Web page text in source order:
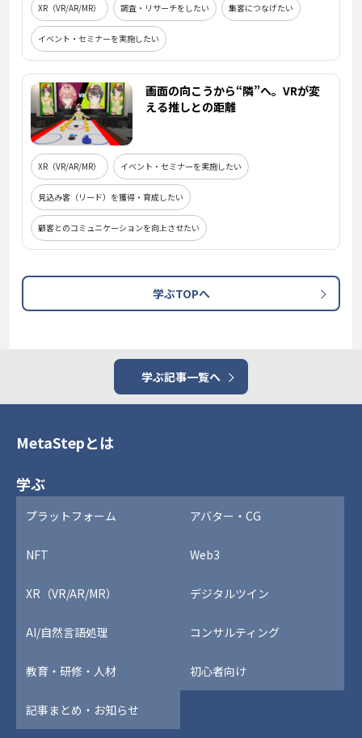
XR（VR/AR/MR） 調査・リサーチをしたい 集客につなげたい
イベント・セミナーを実施したい
画面の向こうから“隣”へ。VRが変
える推しとの距離
XR（VR/AR/MR） イベント・セミナーを実施したい
見込み客（リード）を獲得・育成したい
顧客とのコミュニケーションを向上させたい
学ぶTOPへ
学ぶ記事一覧へ
MetaStepとは
学ぶ
プラットフォーム アバター・CG
NFT Web3
XR（VR/AR/MR） デジタルツイン
AI/自然言語処理 コンサルティング
教育・研修・人材 初心者向け
記事まとめ・お知らせ